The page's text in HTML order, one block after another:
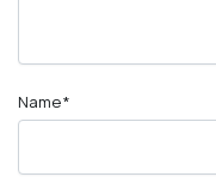
Name*